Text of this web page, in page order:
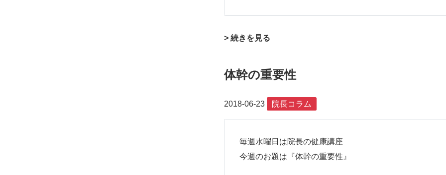
> 続きを見る
体幹の重要性
2018-06-23 院長コラム
毎週水曜日は院長の健康講座
今週のお題は『体幹の重要性』